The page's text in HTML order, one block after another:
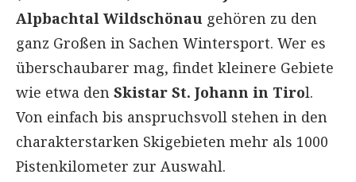
Alpbachtal Wildschönau gehören zu den
ganz Großen in Sachen Wintersport. Wer es
überschaubarer mag, findet kleinere Gebiete
wie etwa den Skistar St. Johann in Tirol.
Von einfach bis anspruchsvoll stehen in den
charakterstarken Skigebieten mehr als 1000
Pistenkilometer zur Auswahl.